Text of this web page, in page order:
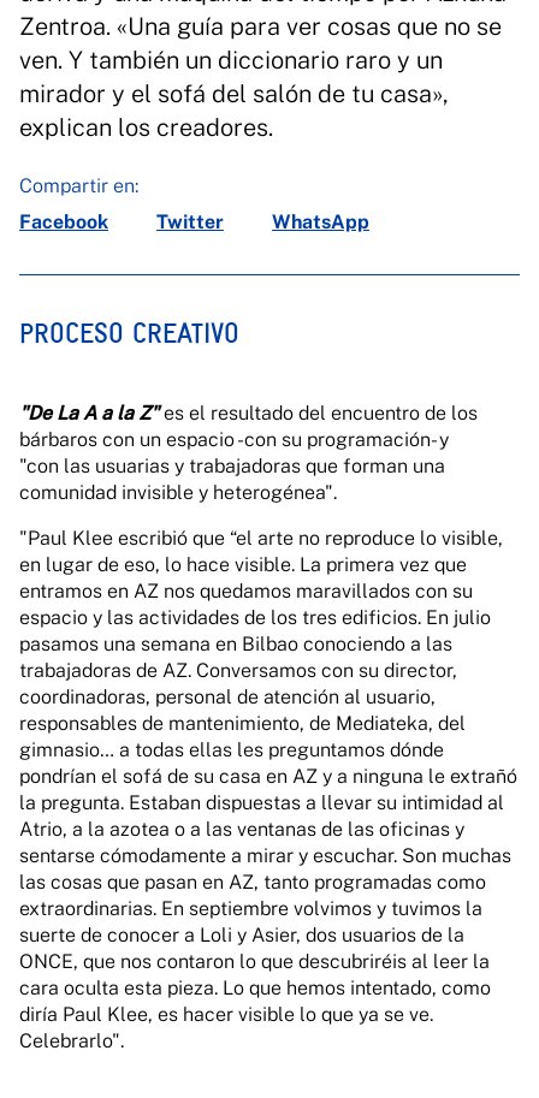
Zentroa. «Una guía para ver cosas que no se
ven. Y también un diccionario raro y un
mirador y el sofá del salón de tu casa»,
explican los creadores.
Compartir en:
Facebook
Twitter WhatsApp
PROCESO CREATIVO
"De La A a la Z"es el resultado del encuentro de los
bárbaros con un espacio -con su programación- y
"con las usuarias y trabajadoras que forman una
comunidad invisible y heterogénea".
"Paul Klee escribió que “el arte no reproduce lo visible,
en lugar de eso, lo hace visible. La primera vez que
entramos en AZ nos quedamos maravillados con su
espacio y las actividades de los tres edificios. En julio
pasamos una semana en Bilbao conociendo a las
trabajadoras de AZ. Conversamos con su director,
coordinadoras, personal de atención al usuario,
responsables de mantenimiento, de Mediateka, del
gimnasio… a todas ellas les preguntamos dónde
pondrían el sofá de su casa en AZ y a ninguna le extrañó
la pregunta. Estaban dispuestas a llevar su intimidad al
Atrio, a la azotea o a las ventanas de las oficinas y
sentarse cómodamente a mirar y escuchar. Son muchas
las cosas que pasan en AZ, tanto programadas como
extraordinarias. En septiembre volvimos y tuvimos la
suerte de conocer a Loli y Asier, dos usuarios de la
ONCE, que nos contaron lo que descubriréis al leer la
cara oculta esta pieza. Lo que hemos intentado, como
diría Paul Klee, es hacer visible lo que ya se ve.
Celebrarlo".